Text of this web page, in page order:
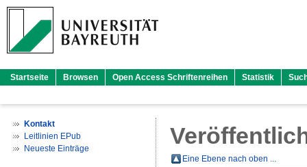
Startseite Browsen Open Access Schriftenreihen Statistik
Kontakt
Leitlinien EPub
Neueste Einträge
Eine Ebene nach oben ...